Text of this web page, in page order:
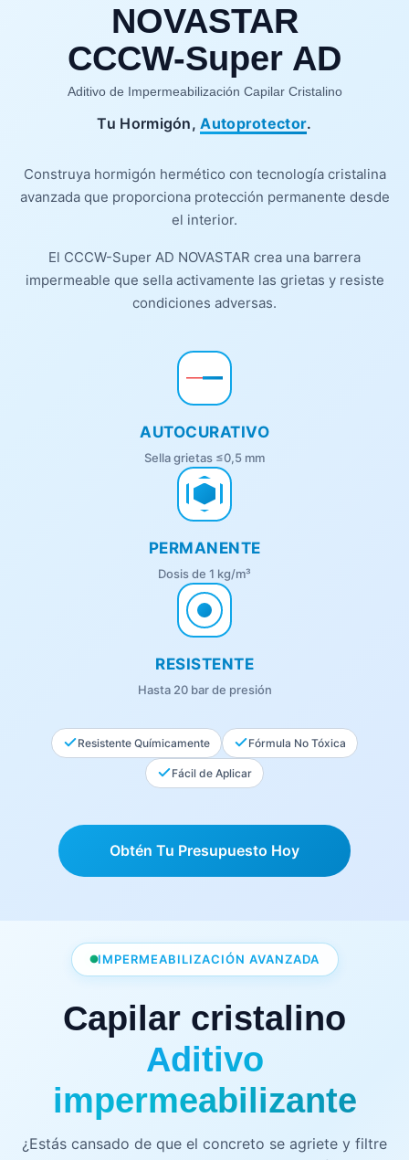
NOVASTAR
CCCW-Super AD
Aditivo de Impermeabilización Capilar Cristalino
Tu Hormigón,Autoprotector.
Construya hormigón hermético con tecnología cristalina
avanzada que proporciona protección permanente desde
el interior.
El CCCW-Super AD NOVASTAR crea una barrera
impermeable que sella activamente las grietas y resiste
condiciones adversas.
AUTOCURATIVO
Sella grietas ≤0,5 mm
PERMANENTE
Dosis de 1 kg/m³
RESISTENTE
Hasta 20 bar de presión
Resistente Químicamente Fórmula No Tóxica
Fácil de Aplicar
Obtén Tu Presupuesto Hoy
IMPERMEABILIZACIÓN AVANZADA
Capilar cristalino
Aditivo
impermeabilizante
¿Estás cansado de que el concreto se agriete y filtre